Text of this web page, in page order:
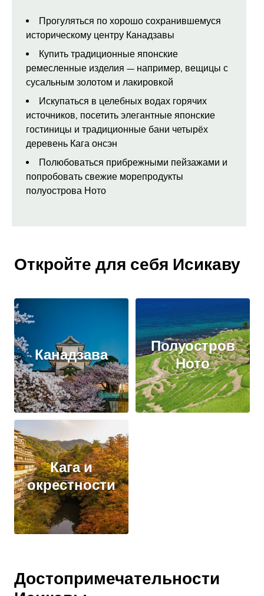
Прогуляться по хорошо сохранившемуся
историческому центру Канадзавы
Купить традиционные японские
ремесленные изделия — например, вещицы с
сусальным золотом и лакировкой
Искупаться в целебных водах горячих
источников, посетить элегантные японские
гостиницы и традиционные бани четырёх
деревень Кага онсэн
Полюбоваться прибрежными пейзажами и
попробовать свежие морепродукты
полуострова Ното
Откройте для себя Исикаву
Канадзава
Полуостров
Ното
Кага и
окрестности
Достопримечательности